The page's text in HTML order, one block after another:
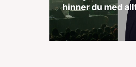
hinner du med